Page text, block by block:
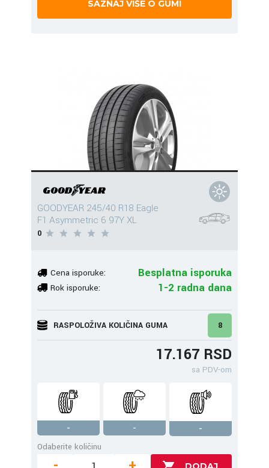
SAZNAJ VIŠE O GUMI
GOODYEAR 245/40 R18 Eagle
F1 Asymmetric 6 97Y XL
0
Cena isporuke: Besplatna isporuka
Rok isporuke: 1-2 radna dana
RASPOLOŽIVA KOLIČINA GUMA 8
17.167 RSD
sa PDV-om
- -
-
Odaberite količinu